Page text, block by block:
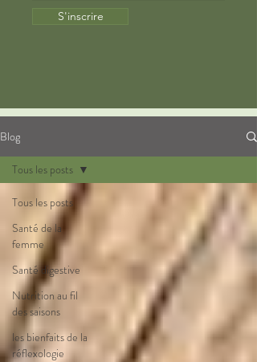
S'inscrire
Blog
Tous les posts
Santé de la
femme
Santé digestive
Nutrition au fil
des saisons
les bienfaits de la
réflexologie
Tous les posts